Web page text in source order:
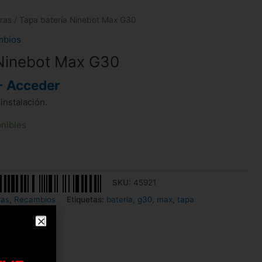
/ Tapa batería Ninebot Max G30
Max G30
Acceder
SKU: 45921
Recambios Etiquetas: batería g30 max tapa